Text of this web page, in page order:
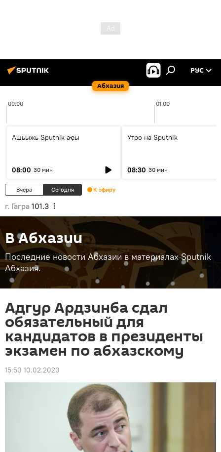
Абхазия
РУС
00:00 01:00
Ашьыжь Sputnik аҿы
08:00 30 мин
Утро на Sputnik
08:30 30 мин
Вчера Сегодня К эфиру
г. Гагра 101.3
В Абхазии
Последние новости Абхазии в материалах Sputnik
Абхазия.
Адгур Ардзинба сдал
обязательный для
кандидатов в президенты
экзамен по абхазскому
15:50 10.02.2020